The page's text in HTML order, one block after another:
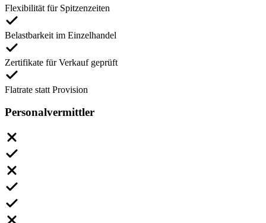
Flexibilität für Spitzenzeiten
Belastbarkeit im Einzelhandel
Zertifikate für Verkauf geprüft
Flatrate statt Provision
Personalvermittler